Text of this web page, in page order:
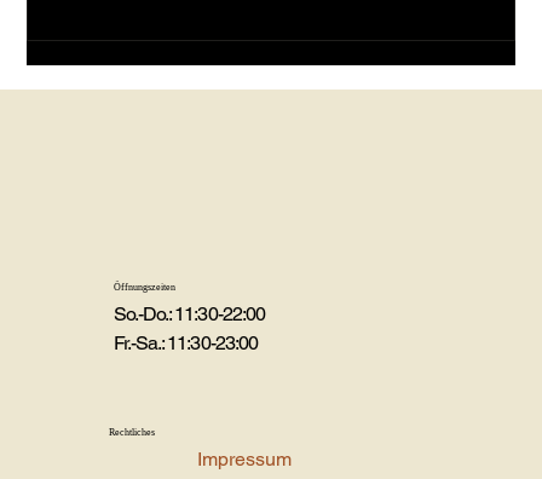
Öffnungszeiten
So.-Do.: 11:30-22:00
Fr.-Sa.: 11:30-23:00
Rechtliches
Impressum